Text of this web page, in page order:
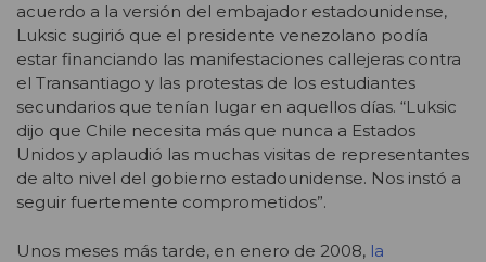
acuerdo a la versión del embajador estadounidense,
Luksic sugirió que el presidente venezolano podía
estar financiando las manifestaciones callejeras contra
el Transantiago y las protestas de los estudiantes
secundarios que tenían lugar en aquellos días. “Luksic
dijo que Chile necesita más que nunca a Estados
Unidos y aplaudió las muchas visitas de representantes
de alto nivel del gobierno estadounidense. Nos instó a
seguir fuertemente comprometidos”.
Unos meses más tarde, en enero de 2008, la